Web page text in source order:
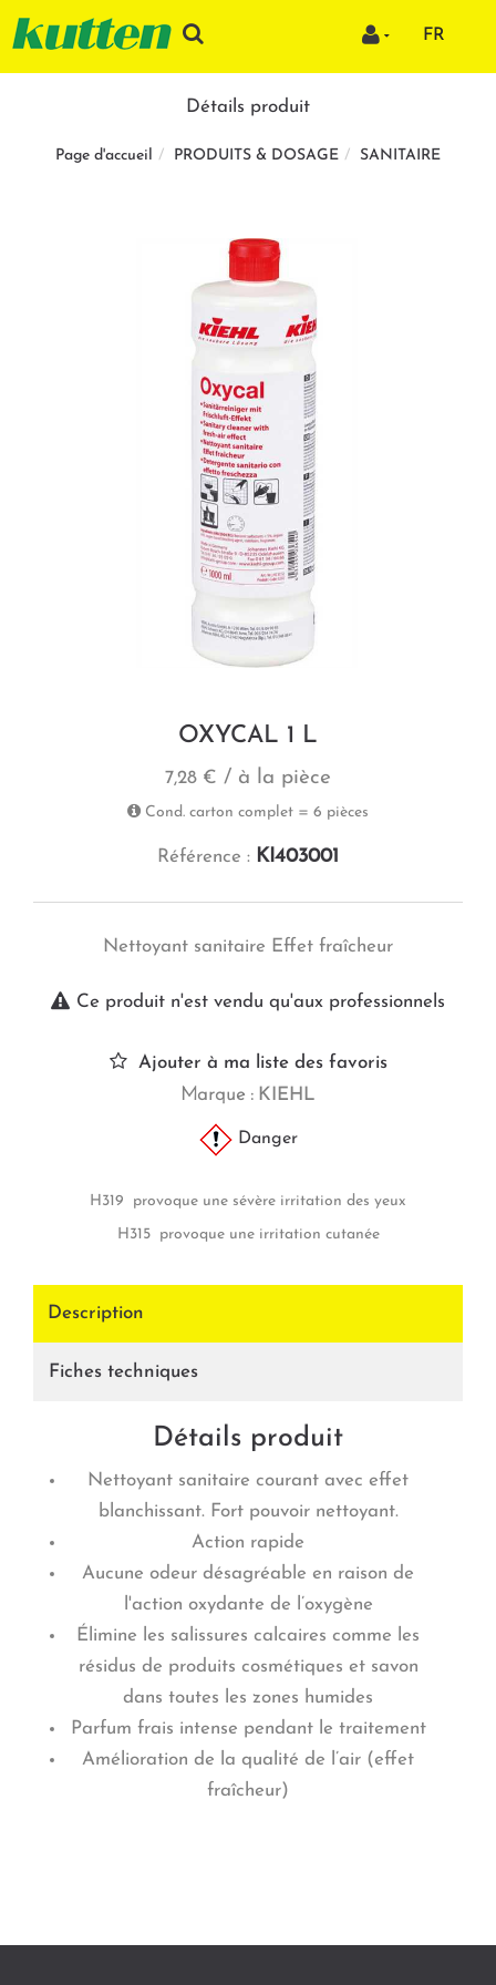
FR
Détails produit
Page d'accueil PRODUITS & DOSAGE SANITAIRE
OXYCAL 1 L
7,28 € / à la pièce
Cond. carton complet = 6 pièces
Référence : KI403001
Nettoyant sanitaire Effet fraîcheur
Ce produit n'est vendu qu'aux professionnels
Ajouter à ma liste des favoris
Marque : KIEHL
Danger
H319 provoque une sévère irritation des yeux
H315 provoque une irritation cutanée
Description
Fiches techniques
Détails produit
Nettoyant sanitaire courant avec effet
blanchissant. Fort pouvoir nettoyant.
Action rapide
Aucune odeur désagréable en raison de
l'action oxydante de l’oxygène
Élimine les salissures calcaires comme les
résidus de produits cosmétiques et savon
dans toutes les zones humides
Parfum frais intense pendant le traitement
Amélioration de la qualité de l’air (effet
fraîcheur)